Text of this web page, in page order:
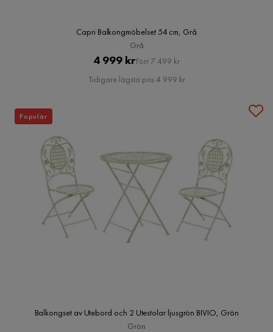
Capri Balkongmöbelset 54 cm, Grå
Grå
Pris
4 999 krOriginal
Pris
Förr 7 499 kr
Tidigare lägsta pris 4 999 kr
Balkongset av Utebord och 2 Utestolar ljusgrön BIVIO, Grön
Grön
Populär